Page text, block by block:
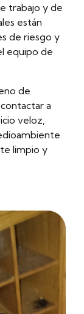
trabajo y de
están
de riesgo y
equipo de
de
a
veloz,
limpio y